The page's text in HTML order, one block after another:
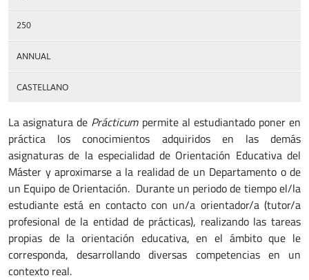
250
ANNUAL
CASTELLANO
La asignatura de Prácticum permite al estudiantado poner en
práctica los conocimientos adquiridos en las demás
asignaturas de la especialidad de Orientación Educativa del
Máster y aproximarse a la realidad de un Departamento o de
un Equipo de Orientación. Durante un periodo de tiempo el/la
estudiante está en contacto con un/a orientador/a (tutor/a
profesional de la entidad de prácticas), realizando las tareas
propias de la orientación educativa, en el ámbito que le
corresponda, desarrollando diversas competencias en un
contexto real.